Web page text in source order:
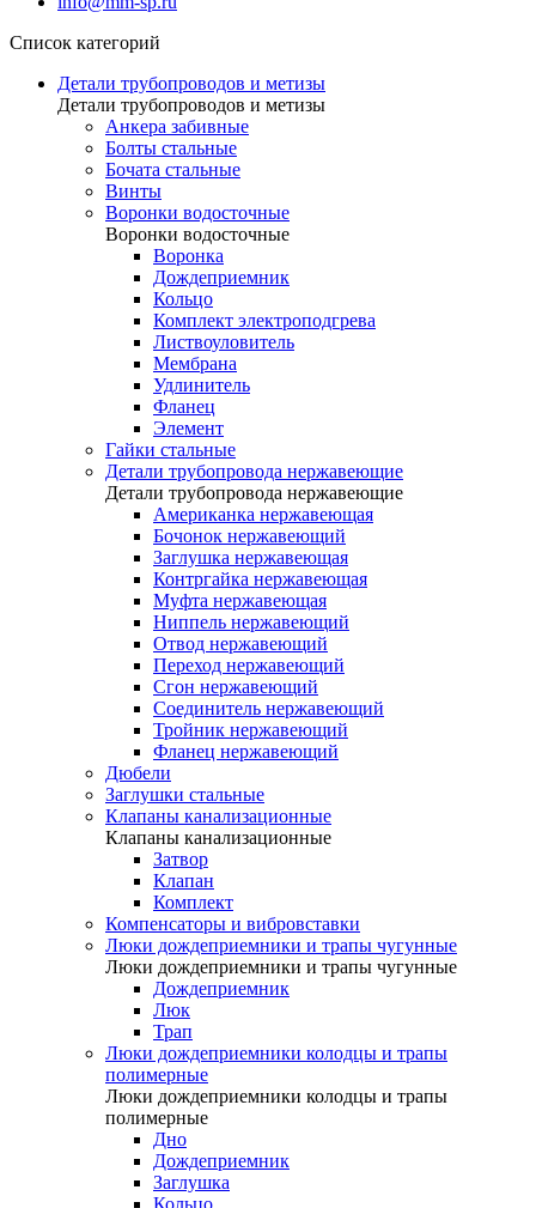
Список категорий
Детали трубопроводов и метизы
Детали трубопроводов и метизы
Анкера забивные
Болты стальные
Бочата стальные
Винты
Воронки водосточные
Воронки водосточные
Воронка
Дождеприемник
Кольцо
Комплект электроподгрева
Листвоуловитель
Мембрана
Удлинитель
Фланец
Элемент
Гайки стальные
Детали трубопровода нержавеющие
Детали трубопровода нержавеющие
Американка нержавеющая
Бочонок нержавеющий
Заглушка нержавеющая
Контргайка нержавеющая
Муфта нержавеющая
Ниппель нержавеющий
Отвод нержавеющий
Переход нержавеющий
Сгон нержавеющий
Соединитель нержавеющий
Тройник нержавеющий
Фланец нержавеющий
Дюбели
Заглушки стальные
Клапаны канализационные
Клапаны канализационные
Затвор
Клапан
Комплект
Компенсаторы и вибровставки
Люки дождеприемники и трапы чугунные
Люки дождеприемники и трапы чугунные
Дождеприемник
Люк
Трап
Люки дождеприемники колодцы и трапы
полимерные
Люки дождеприемники колодцы и трапы
полимерные
Дно
Дождеприемник
Заглушка
Кольцо